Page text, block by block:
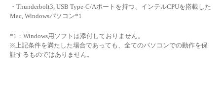
・Thunderbolt3, USB Type-C/Aポートを持つ、インテルCPUを搭載した
Mac, Windowsパソコン*1
*1：Windows用ソフトは添付しておりません。
※上記条件を満たした場合であっても、全てのパソコンでの動作を保
証するものではありません。